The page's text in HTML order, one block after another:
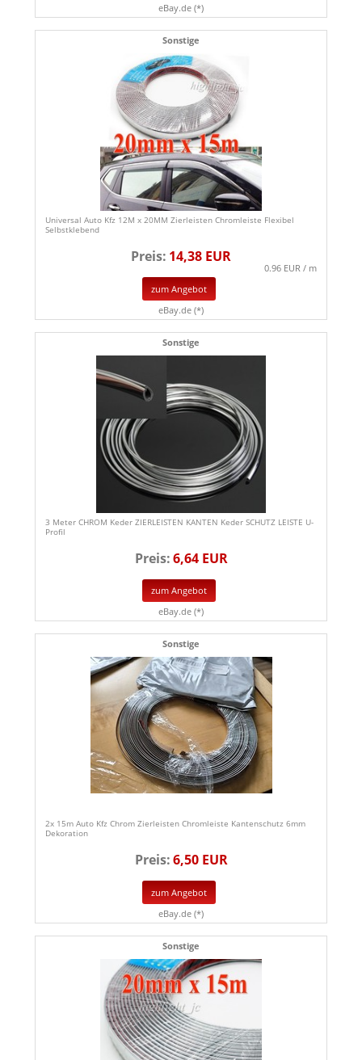
eBay.de (*)
Sonstige
Universal Auto Kfz 12M x 20MM Zierleisten Chromleiste Flexibel
Selbstklebend
Preis: 14,38 EUR
0.96 EUR / m
zum Angebot
eBay.de (*)
Sonstige
3 Meter CHROM Keder ZIERLEISTEN KANTEN Keder SCHUTZ LEISTE U-
Profil
Preis:6,64 EUR
zum Angebot
eBay.de (*)
Sonstige
2x 15m Auto Kfz Chrom Zierleisten Chromleiste Kantenschutz 6mm
Dekoration
Preis:6,50 EUR
zum Angebot
eBay.de (*)
Sonstige